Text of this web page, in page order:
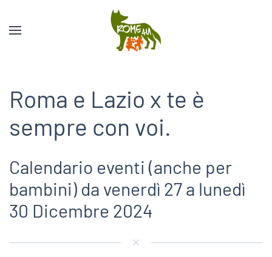
Roma e Lazio x te è
sempre con voi.
Calendario eventi (anche per
bambini) da venerdì 27 a lunedì
30 Dicembre 2024